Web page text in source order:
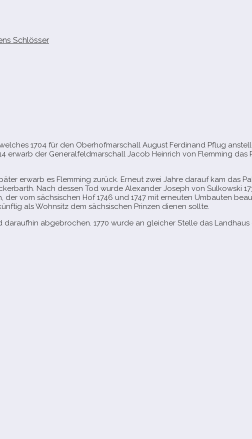
Schlösser
1704 für den Oberhofmarschall August Ferdinand Pflug
erwarb der Generalfeldmarschall Jacob Heinrich von Flemming das
erwarb es Flemming zurück. Erneut zwei Jahre dar­auf kam das
Nach des­sen Tod wurde Alexander Joseph von Sulkowski
vom säch­si­schen Hof 1746 und 1747 mit erneu­ten Umbauten
als Wohnsitz dem säch­si­schen Prinzen die­nen sollte.
abge­bro­chen. 1770 wurde an glei­cher Stelle das Landhaus